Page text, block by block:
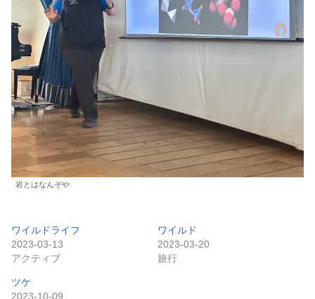
岩とはなんぞや
ワイルドライフ
2023-03-13
アクティブ
ワイルド
2023-03-20
旅行
ツケ
2023-10-09